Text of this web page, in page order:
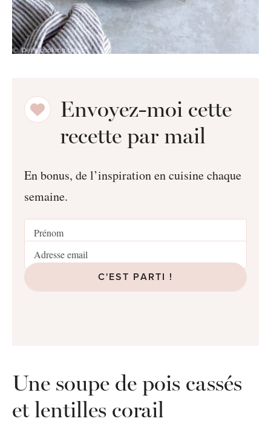
Envoyez-moi cette
recette par mail
En bonus, de l’inspiration en cuisine chaque
semaine.
C'EST PARTI !
Une soupe de pois cassés
et lentilles corail